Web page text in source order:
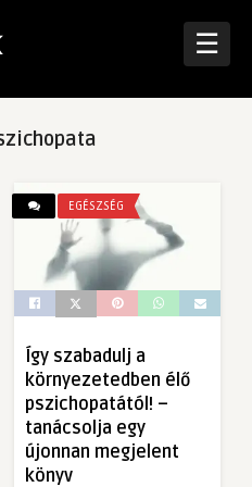
☰
EGÉSZSÉG
Így szabadulj a
környezetedben élő
pszichopatától! –
tanácsolja egy
újonnan megjelent
könyv